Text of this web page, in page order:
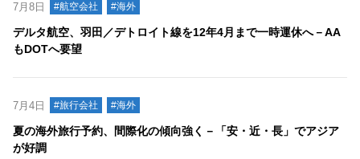
7月8日 #航空会社 #海外
デルタ航空、羽田／デトロイト線を12年4月まで一時運休へ－AA
もDOTへ要望
7月4日 #旅行会社 #海外
夏の海外旅行予約、間際化の傾向強く－「安・近・長」でアジア
が好調